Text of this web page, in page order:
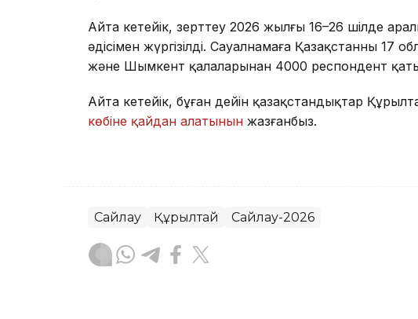
Айта кетейік, зерттеу 2026 жылғы 16–26 шілде
әдісімен жүргізілді. Сауалнамаға Қазақстанның
және Шымкент қалаларынан 4000 респондент
Айта кетейік, бұған дейін қазақстандықтар
көбіне қайдан алатынын жазғанбыз.
Сайлау Құрылтай Сайлау-2026